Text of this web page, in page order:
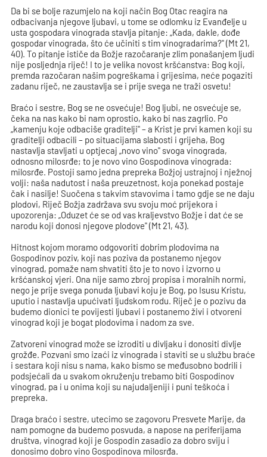
Da bi se bolje razumjelo na koji način Bog Otac reagira na
odbacivanja njegove ljubavi, u tome se odlomku iz Evanđelje u
usta gospodara vinograda stavlja pitanje: „Kada, dakle, dođe
gospodar vinograda, što će učiniti s tim vinogradarima?" (Mt 21,
40). To pitanje ističe da Božje razočaranje zlim ponašanjem ljudi
nije posljednja riječ! I to je velika novost kršćanstva: Bog koji,
premda razočaran našim pogreškama i grijesima, neće pogaziti
zadanu riječ, ne zaustavlja se i prije svega ne traži osvetu!
Braćo i sestre, Bog se ne osvećuje! Bog ljubi, ne osvećuje se,
čeka na nas kako bi nam oprostio, kako bi nas zagrlio. Po
„kamenju koje odbaciše graditelji" – a Krist je prvi kamen koji su
graditelji odbacili – po situacijama slabosti i grijeha, Bog
nastavlja stavljati u optjecaj „novo vino" svoga vinograda,
odnosno milosrđe; to je novo vino Gospodinova vinograda:
milosrđe. Postoji samo jedna prepreka Božjoj ustrajnoj i nježnoj
volji: naša nadutost i naša preuzetnost, koja ponekad postaje
čak i nasilje! Suočena s takvim stavovima i tamo gdje se ne daju
plodovi, Riječ Božja zadržava svu svoju moć prijekora i
upozorenja: „Oduzet će se od vas kraljevstvo Božje i dat će se
narodu koji donosi njegove plodove" (Mt 21, 43).
Hitnost kojom moramo odgovoriti dobrim plodovima na
Gospodinov poziv, koji nas poziva da postanemo njegov
vinograd, pomaže nam shvatiti što je to novo i izvorno u
kršćanskoj vjeri. Ona nije samo zbroj propisa i moralnih normi,
nego je prije svega ponuda ljubavi koju je Bog, po Isusu Kristu,
uputio i nastavlja upućivati ljudskom rodu. Riječ je o pozivu da
budemo dionici te povijesti ljubavi i postanemo živi i otvoreni
vinograd koji je bogat plodovima i nadom za sve.
Zatvoreni vinograd može se izroditi u divljaku i donositi divlje
grožđe. Pozvani smo izaći iz vinograda i staviti se u službu braće
i sestara koji nisu s nama, kako bismo se međusobno bodrili i
podsjećali da u svakom okruženju trebamo biti Gospodinov
vinograd, pa i u onima koji su najudaljeniji i puni teškoća i
prepreka.
Draga braćo i sestre, utecimo se zagovoru Presvete Marije, da
nam pomogne da budemo posvuda, a napose na periferijama
društva, vinograd koji je Gospodin zasadio za dobro sviju i
donosimo dobro vino Gospodinova milosrđa.